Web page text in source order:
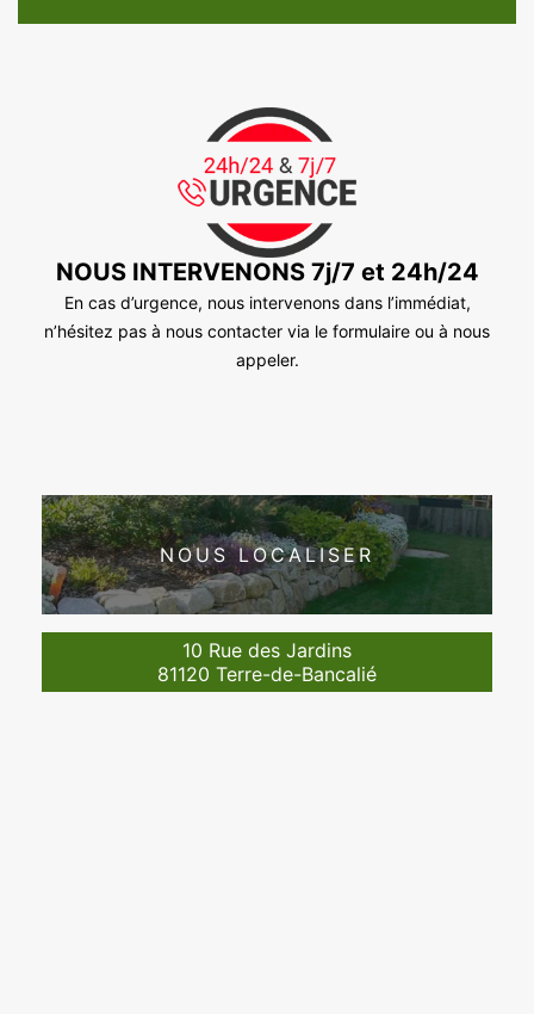
NOUS INTERVENONS 7j/7 et 24h/24
En cas d’urgence, nous intervenons dans l’immédiat,
n’hésitez pas à nous contacter via le formulaire ou à nous
appeler.
NOUS LOCALISER
10 Rue des Jardins
81120 Terre-de-Bancalié